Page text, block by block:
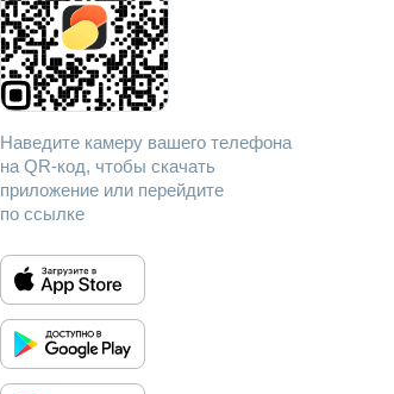
Наведите камеру вашего телефона
на QR-код, чтобы скачать
приложение или перейдите
по ссылке